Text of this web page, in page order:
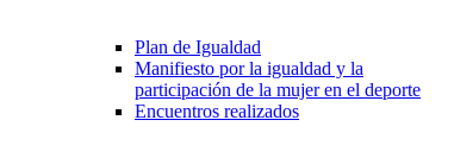
Plan de Igualdad
Manifiesto por la igualdad y la
participación de la mujer en el deporte
Encuentros realizados